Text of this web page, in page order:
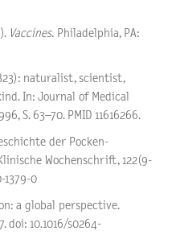
Vaccines. Philadelphia, PA:
naturalist, scientist,
In: Journal of Medical
S. 63–70. PMID 11616266.
der Pocken-
Wochenschrift, 122(9-
1379-0
a global perspective.
doi: 10.1016/s0264-